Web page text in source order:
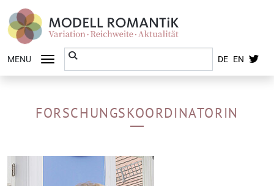
MENU DE EN
FORSCHUNGSKOORDINATORIN